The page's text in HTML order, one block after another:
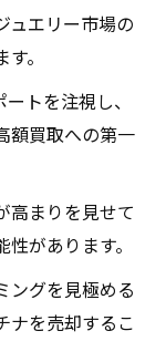
ツ
用するため
の注意点
プバイステ
ュエリー市場の
。
トを注視し、
額買取への第一
高まりを見せて
があります。
ングを見極める
ナを売却するこ